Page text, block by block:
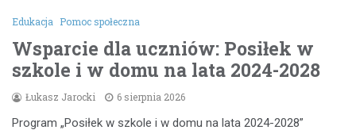
Edukacja Pomoc społeczna
Wsparcie dla uczniów: Posiłek w
szkole i w domu na lata 2024-2028
Łukasz Jarocki 6 sierpnia 2026
Program „Posiłek w szkole i w domu na lata 2024-2028”